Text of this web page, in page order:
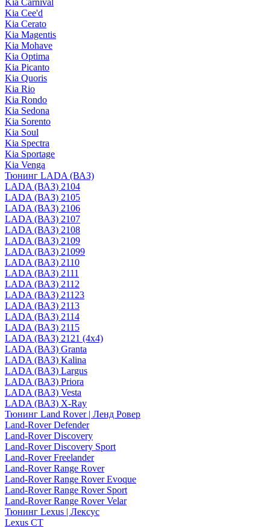
Kia Carnival
Kia Cee'd
Kia Cerato
Kia Magentis
Kia Mohave
Kia Optima
Kia Picanto
Kia Quoris
Kia Rio
Kia Rondo
Kia Sedona
Kia Sorento
Kia Soul
Kia Spectra
Kia Sportage
Kia Venga
Тюнинг LADA (ВАЗ)
LADA (ВАЗ) 2104
LADA (ВАЗ) 2105
LADA (ВАЗ) 2106
LADA (ВАЗ) 2107
LADA (ВАЗ) 2108
LADA (ВАЗ) 2109
LADA (ВАЗ) 21099
LADA (ВАЗ) 2110
LADA (ВАЗ) 2111
LADA (ВАЗ) 2112
LADA (ВАЗ) 21123
LADA (ВАЗ) 2113
LADA (ВАЗ) 2114
LADA (ВАЗ) 2115
LADA (ВАЗ) 2121 (4x4)
LADA (ВАЗ) Granta
LADA (ВАЗ) Kalina
LADA (ВАЗ) Largus
LADA (ВАЗ) Priora
LADA (ВАЗ) Vesta
LADA (ВАЗ) X-Ray
Тюнинг Land Rover | Ленд Ровер
Land-Rover Defender
Land-Rover Discovery
Land-Rover Discovery Sport
Land-Rover Freelander
Land-Rover Range Rover
Land-Rover Range Rover Evoque
Land-Rover Range Rover Sport
Land-Rover Range Rover Velar
Тюнинг Lexus | Лексус
Lexus CT